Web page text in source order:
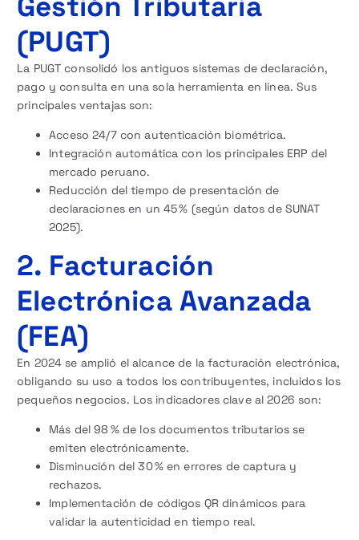
(PUGT)
La PUGT consolidó los antiguos sistemas de declaración,
pago y consulta en una sola herramienta en línea. Sus
principales ventajas son:
Acceso 24/7 con autenticación biométrica.
Integración automática con los principales ERP del
mercado peruano.
Reducción del tiempo de presentación de
declaraciones en un 45 % (según datos de SUNAT
2025).
2. Facturación
Electrónica Avanzada
(FEA)
En 2024 se amplió el alcance de la facturación electrónica,
obligando su uso a todos los contribuyentes, incluidos los
pequeños negocios. Los indicadores clave al 2026 son:
Más del 98 % de los documentos tributarios se
emiten electrónicamente.
Disminución del 30 % en errores de captura y
rechazos.
Implementación de códigos QR dinámicos para
validar la autenticidad en tiempo real.